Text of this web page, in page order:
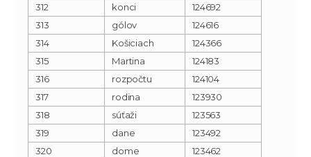
312
konci
124692
313
gólov
124616
314
Košiciach
124366
315
Martina
124183
316
rozpočtu
124104
317
rodina
123930
318
súťaži
123563
319
dane
123492
320
dome
123462